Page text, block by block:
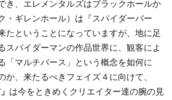
き、エレメンタルズはブラックホールか
・ギレンホール）は『スパイダーバー
たということになっていますが、地に足
スパイダーマンの作品世界に、観客によ
「マルチバース」という概念を如何に
か、来たるべきフェイズ４に向けて、
は今をときめくクリエイター達の腕の見